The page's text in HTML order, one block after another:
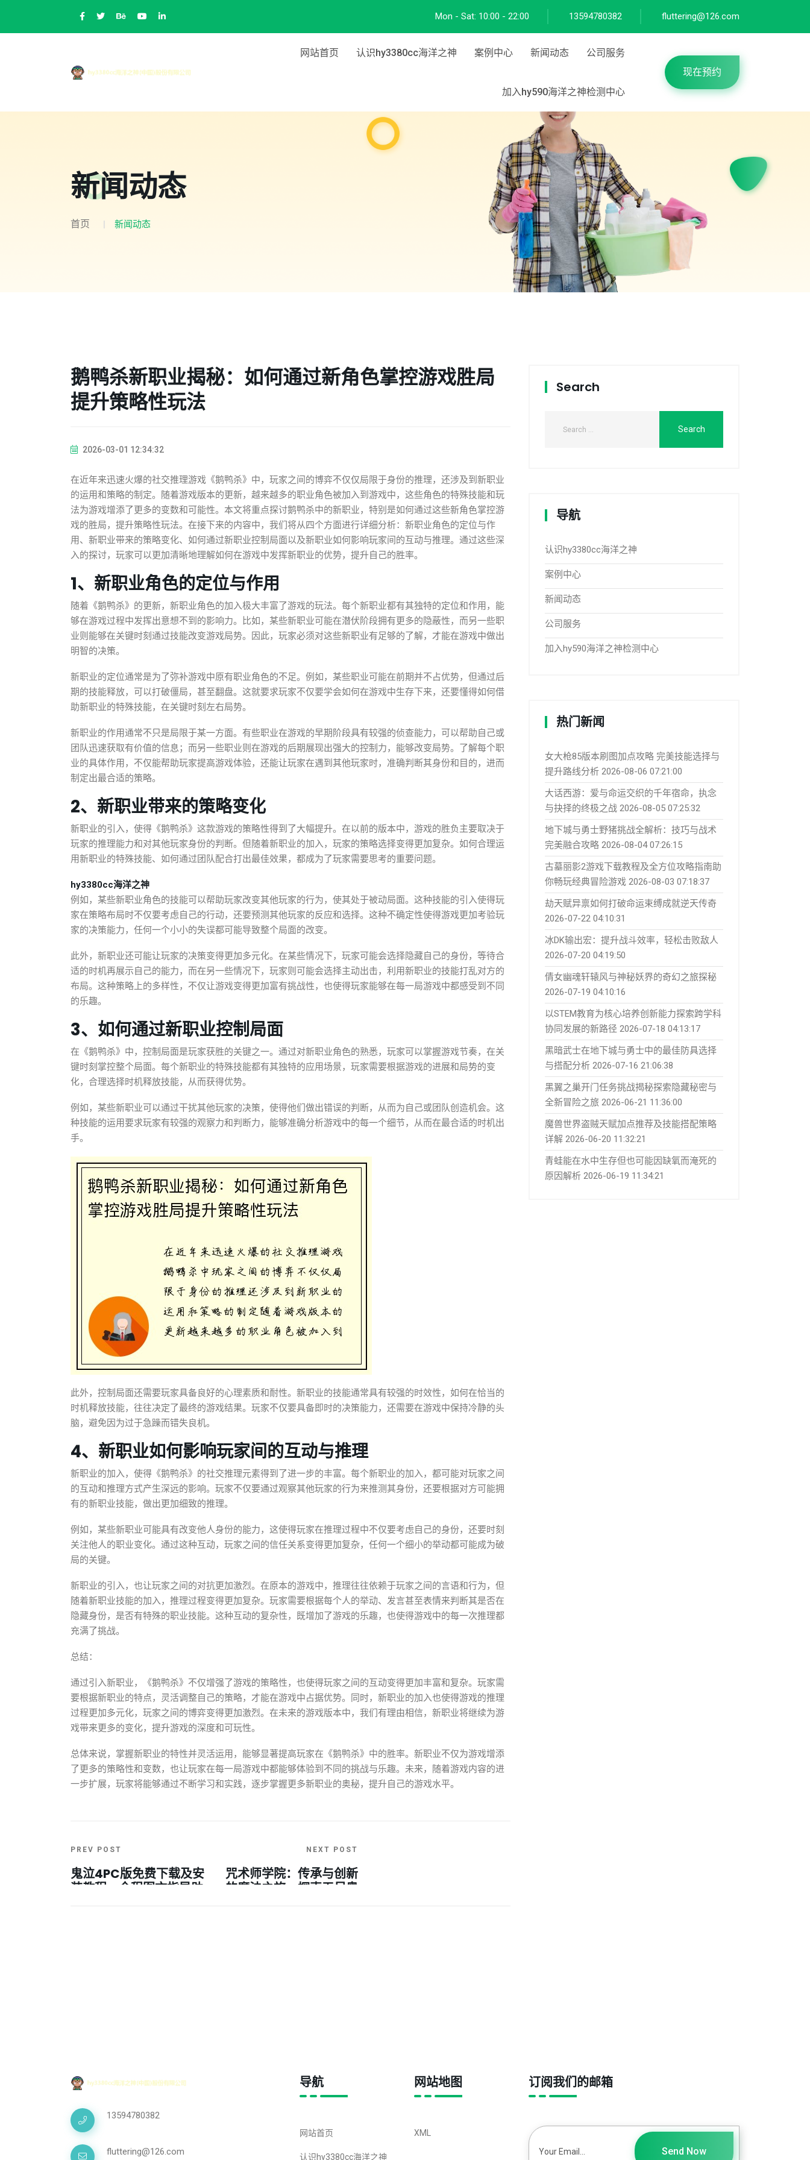
Mon - Sat: 10:00 - 22:00 13594780382 fluttering@126.com
网站首页 认识hy3380cc海洋之神 案例中心 新闻动态 公司服务
加入hy590海洋之神检测中心
现在预约
新闻动态
首页 新闻动态
鹅鸭杀新职业揭秘：如何通过新角色掌控游戏胜局
提升策略性玩法
2026-03-01 12:34:32
在近年来迅速火爆的社交推理游戏《鹅鸭杀》中，玩家之间的博弈不仅仅局限于身份的推理，还涉及到新职业
的运用和策略的制定。随着游戏版本的更新，越来越多的职业角色被加入到游戏中，这些角色的特殊技能和玩
法为游戏增添了更多的变数和可能性。本文将重点探讨鹅鸭杀中的新职业，特别是如何通过这些新角色掌控游
戏的胜局，提升策略性玩法。在接下来的内容中，我们将从四个方面进行详细分析：新职业角色的定位与作
用、新职业带来的策略变化、如何通过新职业控制局面以及新职业如何影响玩家间的互动与推理。通过这些深
入的探讨，玩家可以更加清晰地理解如何在游戏中发挥新职业的优势，提升自己的胜率。
1、新职业角色的定位与作用
随着《鹅鸭杀》的更新，新职业角色的加入极大丰富了游戏的玩法。每个新职业都有其独特的定位和作用，能
够在游戏过程中发挥出意想不到的影响力。比如，某些新职业可能在潜伏阶段拥有更多的隐蔽性，而另一些职
业则能够在关键时刻通过技能改变游戏局势。因此，玩家必须对这些新职业有足够的了解，才能在游戏中做出
明智的决策。
新职业的定位通常是为了弥补游戏中原有职业角色的不足。例如，某些职业可能在前期并不占优势，但通过后
期的技能释放，可以打破僵局，甚至翻盘。这就要求玩家不仅要学会如何在游戏中生存下来，还要懂得如何借
助新职业的特殊技能，在关键时刻左右局势。
新职业的作用通常不只是局限于某一方面。有些职业在游戏的早期阶段具有较强的侦查能力，可以帮助自己或
团队迅速获取有价值的信息；而另一些职业则在游戏的后期展现出强大的控制力，能够改变局势。了解每个职
业的具体作用，不仅能帮助玩家提高游戏体验，还能让玩家在遇到其他玩家时，准确判断其身份和目的，进而
制定出最合适的策略。
2、新职业带来的策略变化
新职业的引入，使得《鹅鸭杀》这款游戏的策略性得到了大幅提升。在以前的版本中，游戏的胜负主要取决于
玩家的推理能力和对其他玩家身份的判断。但随着新职业的加入，玩家的策略选择变得更加复杂。如何合理运
用新职业的特殊技能、如何通过团队配合打出最佳效果，都成为了玩家需要思考的重要问题。
hy3380cc海洋之神
例如，某些新职业角色的技能可以帮助玩家改变其他玩家的行为，使其处于被动局面。这种技能的引入使得玩
家在策略布局时不仅要考虑自己的行动，还要预测其他玩家的反应和选择。这种不确定性使得游戏更加考验玩
家的决策能力，任何一个小小的失误都可能导致整个局面的改变。
此外，新职业还可能让玩家的决策变得更加多元化。在某些情况下，玩家可能会选择隐藏自己的身份，等待合
适的时机再展示自己的能力，而在另一些情况下，玩家则可能会选择主动出击，利用新职业的技能打乱对方的
布局。这种策略上的多样性，不仅让游戏变得更加富有挑战性，也使得玩家能够在每一局游戏中都感受到不同
的乐趣。
3、如何通过新职业控制局面
在《鹅鸭杀》中，控制局面是玩家获胜的关键之一。通过对新职业角色的熟悉，玩家可以掌握游戏节奏，在关
键时刻掌控整个局面。每个新职业的特殊技能都有其独特的应用场景，玩家需要根据游戏的进展和局势的变
化，合理选择时机释放技能，从而获得优势。
例如，某些新职业可以通过干扰其他玩家的决策，使得他们做出错误的判断，从而为自己或团队创造机会。这
种技能的运用要求玩家有较强的观察力和判断力，能够准确分析游戏中的每一个细节，从而在最合适的时机出
手。
此外，控制局面还需要玩家具备良好的心理素质和耐性。新职业的技能通常具有较强的时效性，如何在恰当的
时机释放技能，往往决定了最终的游戏结果。玩家不仅要具备即时的决策能力，还需要在游戏中保持冷静的头
脑，避免因为过于急躁而错失良机。
4、新职业如何影响玩家间的互动与推理
新职业的加入，使得《鹅鸭杀》的社交推理元素得到了进一步的丰富。每个新职业的加入，都可能对玩家之间
的互动和推理方式产生深远的影响。玩家不仅要通过观察其他玩家的行为来推测其身份，还要根据对方可能拥
有的新职业技能，做出更加细致的推理。
例如，某些新职业可能具有改变他人身份的能力，这使得玩家在推理过程中不仅要考虑自己的身份，还要时刻
关注他人的职业变化。通过这种互动，玩家之间的信任关系变得更加复杂，任何一个细小的举动都可能成为破
局的关键。
新职业的引入，也让玩家之间的对抗更加激烈。在原本的游戏中，推理往往依赖于玩家之间的言语和行为，但
随着新职业技能的加入，推理过程变得更加复杂。玩家需要根据每个人的举动、发言甚至表情来判断其是否在
隐藏身份，是否有特殊的职业技能。这种互动的复杂性，既增加了游戏的乐趣，也使得游戏中的每一次推理都
充满了挑战。
总结：
通过引入新职业，《鹅鸭杀》不仅增强了游戏的策略性，也使得玩家之间的互动变得更加丰富和复杂。玩家需
要根据新职业的特点，灵活调整自己的策略，才能在游戏中占据优势。同时，新职业的加入也使得游戏的推理
过程更加多元化，玩家之间的博弈变得更加激烈。在未来的游戏版本中，我们有理由相信，新职业将继续为游
戏带来更多的变化，提升游戏的深度和可玩性。
总体来说，掌握新职业的特性并灵活运用，能够显著提高玩家在《鹅鸭杀》中的胜率。新职业不仅为游戏增添
了更多的策略性和变数，也让玩家在每一局游戏中都能够体验到不同的挑战与乐趣。未来，随着游戏内容的进
一步扩展，玩家将能够通过不断学习和实践，逐步掌握更多新职业的奥秘，提升自己的游戏水平。
PREV POST
鬼泣4PC版免费下载及安
装教程，全程图文指导助
NEXT POST
咒术师学院：传承与创新
的魔法之旅，探索无尽奥
Search
导航
认识hy3380cc海洋之神
案例中心
新闻动态
公司服务
加入hy590海洋之神检测中心
热门新闻
女大枪85版本刷图加点攻略 完美技能选择与
提升路线分析 2026-08-06 07:21:00
大话西游：爱与命运交织的千年宿命，执念
与抉择的终极之战 2026-08-05 07:25:32
地下城与勇士野猪挑战全解析：技巧与战术
完美融合攻略 2026-08-04 07:26:15
古墓丽影2游戏下载教程及全方位攻略指南助
你畅玩经典冒险游戏 2026-08-03 07:18:37
劫天赋异禀如何打破命运束缚成就逆天传奇
2026-07-22 04:10:31
冰DK输出宏：提升战斗效率，轻松击败敌人
2026-07-20 04:19:50
倩女幽魂轩辕风与神秘妖界的奇幻之旅探秘
2026-07-19 04:10:16
以STEM教育为核心培养创新能力探索跨学科
协同发展的新路径 2026-07-18 04:13:17
黑暗武士在地下城与勇士中的最佳防具选择
与搭配分析 2026-07-16 21:06:38
黑翼之巢开门任务挑战揭秘探索隐藏秘密与
全新冒险之旅 2026-06-21 11:36:00
魔兽世界盗贼天赋加点推荐及技能搭配策略
详解 2026-06-20 11:32:21
青蛙能在水中生存但也可能因缺氧而淹死的
原因解析 2026-06-19 11:34:21
13594780382
fluttering@126.com
导航
网站首页
认识hy3380cc海洋之神
网站地图
XML
订阅我们的邮箱
Send Now